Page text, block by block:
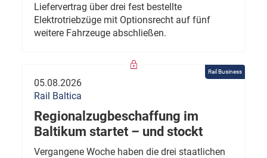
Liefervertrag über drei fest bestellte
Elektrotriebzüge mit Optionsrecht auf fünf
weitere Fahrzeuge abschließen.
Rail Business
05.08.2026
Rail Baltica
Regionalzugbeschaffung im
Baltikum startet – und stockt
Vergangene Woche haben die drei staatlichen